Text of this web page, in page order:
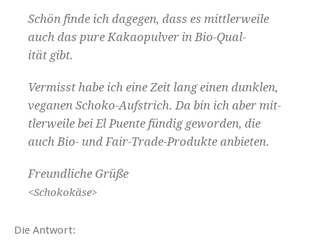
Schön finde ich dage­gen, dass es mit­tler­weile
auch das pure Kakaop­ul­ver in Bio-Qual­
ität gibt.
Ver­misst habe ich eine Zeit lang einen dun­klen,
veg­a­nen Schoko-Auf­strich. Da bin ich aber mit­
tler­weile bei El Puente fündig gewor­den, die
auch Bio- und Fair-Trade-Pro­duk­te anbieten.
Fre­undliche Grüße
<Schokokäse>
Die Antwort: